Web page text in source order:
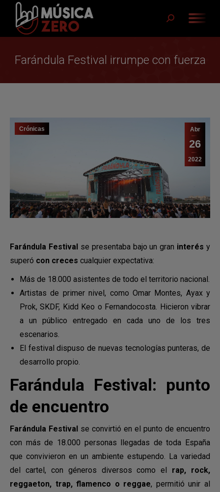
Buscar:
Farándula Festival irrumpe con fuerza
Abr
26
2022
Crónicas
Farándula Festivalse presentaba bajo un gran interés y
superó con creces cualquier expectativa:
Más de 18.000 asistentes de todo el territorio nacional.
Artistas de primer nivel, como Omar Montes, Ayax y
Prok, SKDF, Kidd Keo o Fernandocosta. Hicieron vibrar
a un público entregado en cada uno de los tres
escenarios.
El festival dispuso de nuevas tecnologías punteras, de
desarrollo propio.
Farándula Festival: punto
de encuentro
Farándula Festival se convirtió en el punto de encuentro
con más de 18.000 personas llegadas de toda España
que convivieron en un ambiente estupendo. La variedad
del cartel, con géneros diversos como el rap, rock,
reggaeton, trap, flamenco o reggae, permitió unir al